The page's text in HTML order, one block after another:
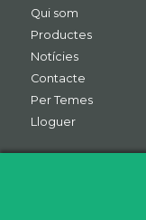
Qui som
Productes
Notícies
Contacte
Per Temes
Lloguer